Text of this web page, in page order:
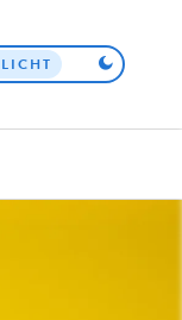
Top
LICHT